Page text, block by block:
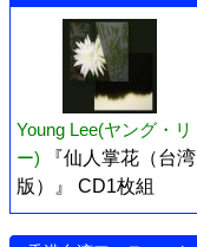
Young Lee(ヤング・リ
ー)
『仙人掌花（台湾
版）』 CD1枚組